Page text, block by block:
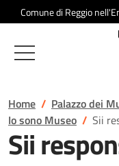
Salta al contenuto
Comune di Reggio
Home
Palazzo dei
Io sono Museo
Sii
Sii